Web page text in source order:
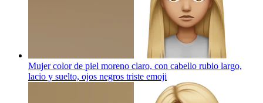
Mujer color de piel moreno claro, con cabello rubio largo,
lacio y suelto, ojos negros triste emoji